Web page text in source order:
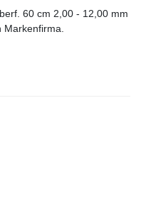
60 cm 2,00 - 12,00 mm